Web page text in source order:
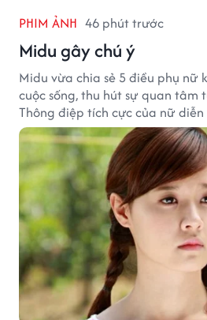
PHIM ẢNH 46 phút trước
Midu gây chú ý
Midu vừa chia sẻ 5 điều phụ nữ
cuộc sống, thu hút sự quan tâm
Thông điệp tích cực của nữ diễn
người đồng cảm khi nhìn lại
hạnh phúc hiện tại của cô.